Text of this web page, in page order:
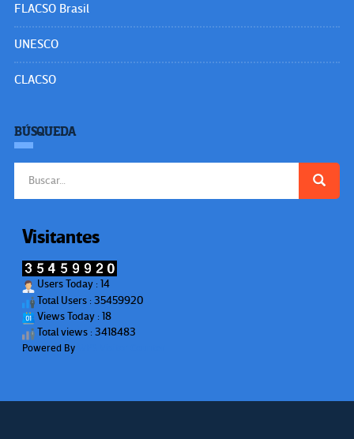
FLACSO Brasil
UNESCO
CLACSO
BÚSQUEDA
Visitantes
Users Today : 14
Total Users : 35459920
Views Today : 18
Total views : 3418483
Powered By